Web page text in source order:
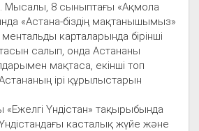
Мысалы, 8 сыныптағы «Ақмола
«Астана-біздің мақтанышымыз»
карталарында бірінші
салып, онда Астананы
мақтаса, екінші топ
ірі құрылыстарын
Үндістан» тақырыбында
касталық жүйе және